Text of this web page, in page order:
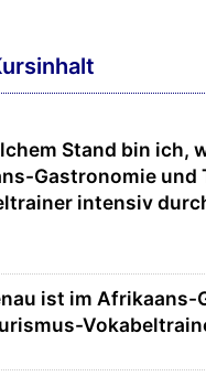
Stand bin ich,
Gastronomie und
intensiv
ist im Afrikaans-